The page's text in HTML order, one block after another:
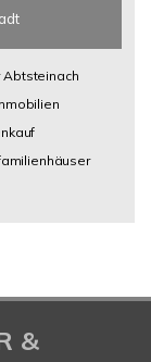
Abtsteinach
&